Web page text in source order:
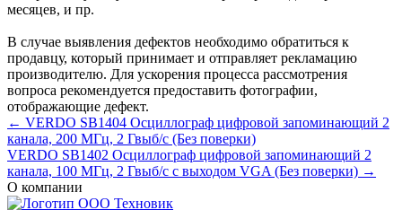
месяцев, и пр.
В случае выявления дефектов необходимо обратиться к
продавцу, который принимает и отправляет рекламацию
производителю. Для ускорения процесса рассмотрения
вопроса рекомендуется предоставить фотографии,
отображающие дефект.
← VERDO SB1404 Осциллограф цифровой запоминающий 2
канала, 200 МГц, 2 Гвыб/с (Без поверки)
VERDO SB1402 Осциллограф цифровой запоминающий 2
канала, 100 МГц, 2 Гвыб/с с выходом VGA (Без поверки) →
О компании